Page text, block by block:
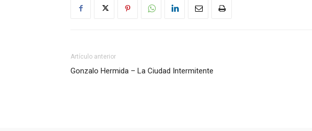
Artículo anterior
Gonzalo Hermida – La Ciudad Intermitente